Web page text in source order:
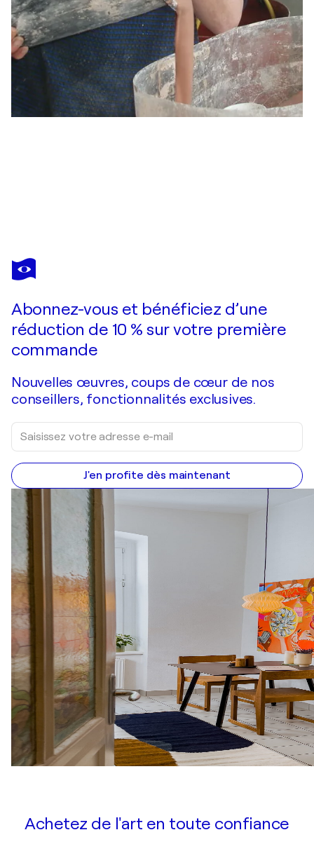
ANNEMARIE PETRI
I have given you every herb bearing seed
Abonnez-vous et bénéficiez d’une
réduction de 10 % sur votre première
commande
Nouvelles œuvres, coups de cœur de nos
conseillers, fonctionnalités exclusives.
J'en profite dès maintenant
Achetez de l'art en toute confiance